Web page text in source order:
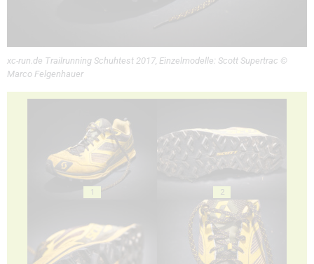
xc-run.de Trailrunning Schuhtest 2017, Einzelmodelle: Scott Supertrac ©
Marco Felgenhauer
1 2